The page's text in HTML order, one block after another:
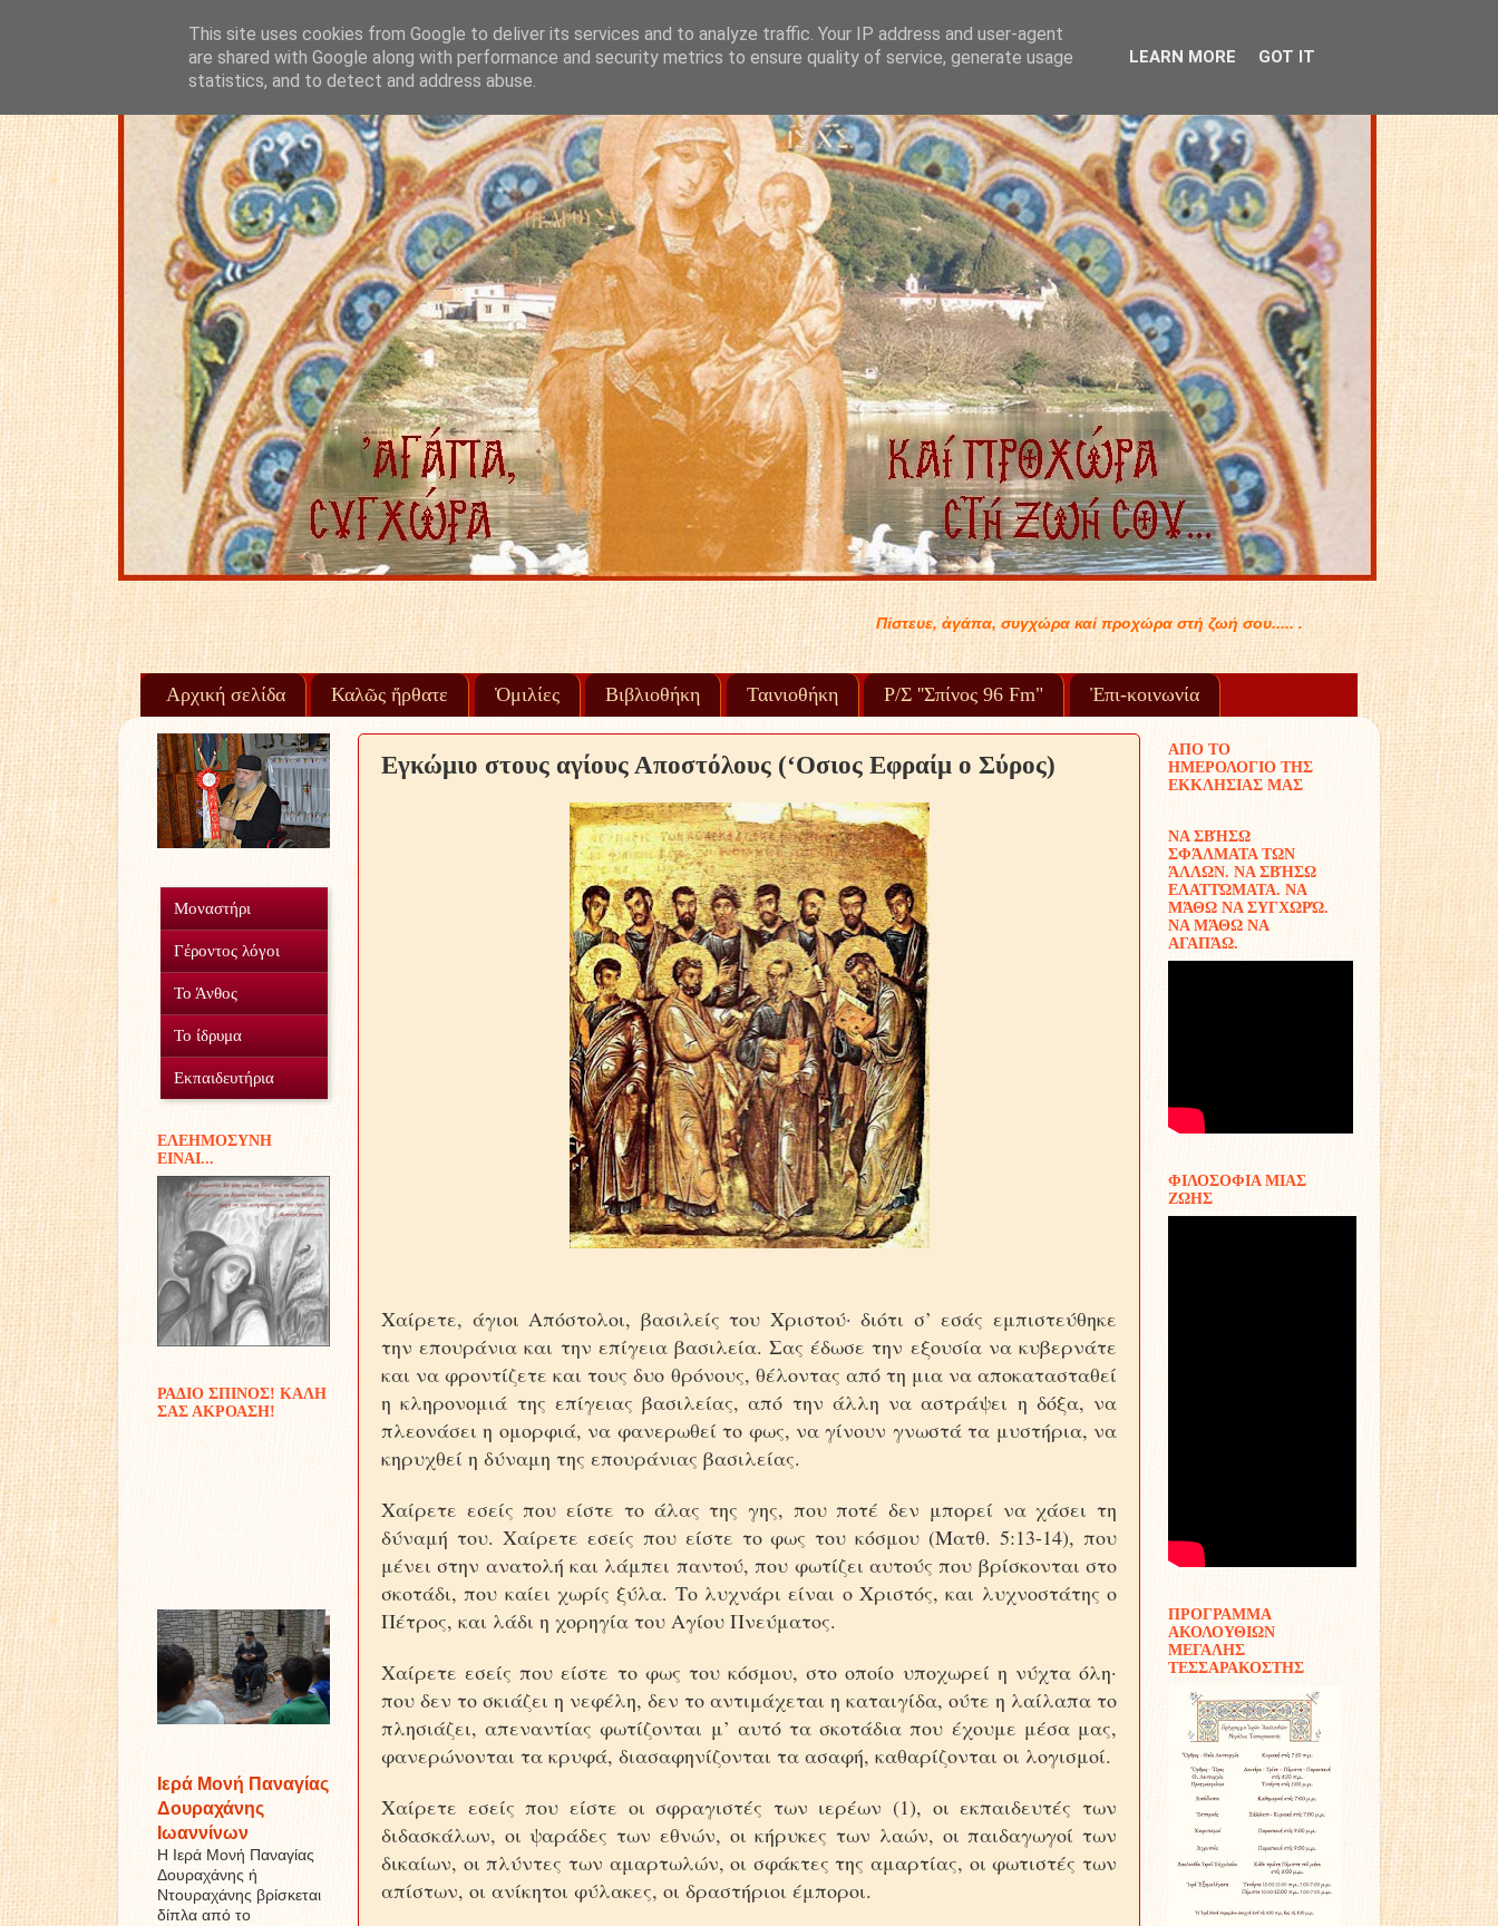
Πίστευε, ἀγάπα, συγχώρα καί προχώρα στή ζωή σου..... .
Αρχική σελίδα Καλῶς ἤρθατε Ὁμιλίες Βιβλιοθήκη Ταινιοθήκη Ρ/Σ ''Σπίνος 96 Fm" Ἐπι-κοινωνία
Εγκώμιο στους αγίους Αποστόλους (‘Οσιος Εφραίμ ο Σύρος)
Χαίρετε, άγιοι Απόστολοι, βασιλείς του Χριστού· διότι σ’ εσάς εμπιστεύθηκε
την επουράνια και την επίγεια βασιλεία. Σας έδωσε την εξουσία να κυβερνάτε
και να φροντίζετε και τους δυο θρόνους, θέλοντας από τη μια να αποκατασταθεί
η κληρονομιά της επίγειας βασιλείας, από την άλλη να αστράψει η δόξα, να
πλεονάσει η ομορφιά, να φανερωθεί το φως, να γίνουν γνωστά τα μυστήρια, να
κηρυχθεί η δύναμη της επουράνιας βασιλείας.
Χαίρετε εσείς που είστε το άλας της γης, που ποτέ δεν μπορεί να χάσει τη
δύναμή του. Χαίρετε εσείς που είστε το φως του κόσμου (Ματθ. 5:13-14), που
μένει στην ανατολή και λάμπει παντού, που φωτίζει αυτούς που βρίσκονται στο
σκοτάδι, που καίει χωρίς ξύλα. Το λυχνάρι είναι ο Χριστός, και λυχνοστάτης ο
Πέτρος, και λάδι η χορηγία του Αγίου Πνεύματος.
Χαίρετε εσείς που είστε το φως του κόσμου, στο οποίο υποχωρεί η νύχτα όλη·
που δεν το σκιάζει η νεφέλη, δεν το αντιμάχεται η καταιγίδα, ούτε η λαίλαπα το
πλησιάζει, απεναντίας φωτίζονται μ’ αυτό τα σκοτάδια που έχουμε μέσα μας,
φανερώνονται τα κρυφά, διασαφηνίζονται τα ασαφή, καθαρίζονται οι λογισμοί.
Χαίρετε εσείς που είστε οι σφραγιστές των ιερέων (1), οι εκπαιδευτές των
διδασκάλων, οι ψαράδες των εθνών, οι κήρυκες των λαών, οι παιδαγωγοί των
δικαίων, οι πλύντες των αμαρτωλών, οι σφάκτες της αμαρτίας, οι φωτιστές των
απίστων, οι ανίκητοι φύλακες, οι δραστήριοι έμποροι.
Μοναστήρι
Γέροντος λόγοι
Το Άνθος
Ο Σύλλογος
Εθελοντισμός
Το ίδρυμα
Οικοτροφείο
Διακονίες
Εκπαιδευτήρια
Δημοτικό Δουραχάνης
Παιδικές αναμνήσεις
EΛΕΗΜΟΣΥΝΗ
ΕIΝΑΙ...
ΡΑΔΙΟ ΣΠΙΝΟΣ! ΚΑΛΗ
ΣΑΣ ΑΚΡΟΑΣΗ!
Ιερά Μονή Παναγίας
Δουραχάνης
Ιωαννίνων
Η Ιερά Μονή Παναγίας
Δουραχάνης ή
Ντουραχάνης βρίσκεται
δίπλα από το
ΑΠΟ ΤΟ
ΗΜΕΡΟΛΟΓΙΟ ΤΗΣ
ΕΚΚΛΗΣΙΑΣ ΜΑΣ
ΝΑ ΣΒΉΣΩ
ΣΦΆΛΜΑΤΑ ΤΩΝ
ΆΛΛΩΝ. ΝΑ ΣΒΉΣΩ
ΕΛΑΤΤΏΜΑΤΑ. ΝΑ
ΜΆΘΩ ΝΑ ΣΥΓΧΩΡΏ.
ΝΑ ΜΆΘΩ ΝΑ
ΑΓΑΠΆΩ.
ΦΙΛΟΣΟΦΙΑ ΜΙΑΣ
ΖΩΗΣ
ΠΡΟΓΡΑΜΜΑ
ΑΚΟΛΟΥΘΙΩΝ
ΜΕΓΑΛΗΣ
ΤΕΣΣΑΡΑΚΟΣΤΗΣ
This site uses cookies from Google to deliver its services and to analyze traffic. Your IP address and user-agent
are shared with Google along with performance and security metrics to ensure quality of service, generate usage
statistics, and to detect and address abuse.
LEARN MORE GOT IT